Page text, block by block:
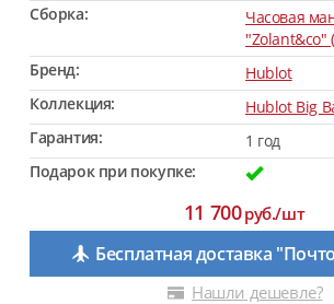
Сборка:
Часовая
"Zolant&co"
Бренд:
Hublot
Коллекция:
Hublot Big
Гарантия:
1 год
Подарок при покупке:
11 700руб./шт
Бесплатная доставка
Нашли дешевле?